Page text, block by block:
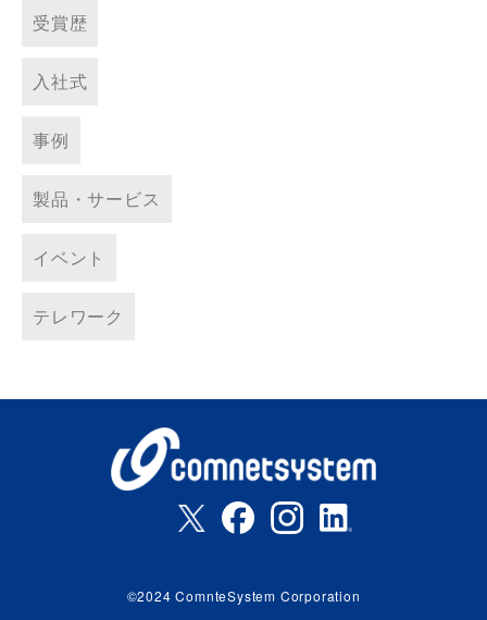
受賞歴
入社式
事例
製品・サービス
イベント
テレワーク
©2024 ComnteSystem Corporation